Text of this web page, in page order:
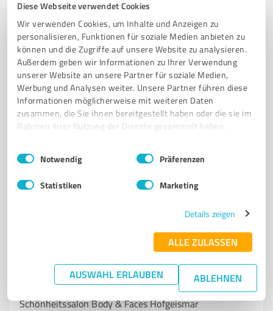
Diese Webseite verwendet Cookies
Wir verwenden Cookies, um Inhalte und Anzeigen zu
personalisieren, Funktionen für soziale Medien anbieten zu
können und die Zugriffe auf unsere Website zu analysieren.
Außerdem geben wir Informationen zu Ihrer Verwendung
unserer Website an unsere Partner für soziale Medien,
Werbung und Analysen weiter. Unsere Partner führen diese
Informationen möglicherweise mit weiteren Daten
zusammen, die Sie ihnen bereitgestellt haben oder die sie im
Rahmen Ihrer Nutzung der Dienste gesammelt haben.
Impressum Datenschutzbestimmungen
Einwilligungsauswahl
Notwendig Präferenzen
Statistiken Marketing
Details zeigen
ALLE ZULASSEN
AUSWAHL ERLAUBEN ABLEHNEN
Professionelles Permanent Make-up und
Kosmetikbehandlungen in Melsungen
PERMANENT MAKE-UP KOSMETIKSTUDIO HAUTPFLEGE ANTI-AGING
QMS MELSUNGEN AUGENBRAUEN LIPPENKONTUR
MAKE-UP-KURSE PROFESSIONELLE BEHANDLUNGEN
NATÜRLICHE SCHÖNHEIT ENTSPANNENDE RITUALE
Brückenstraße 1, 34212 Melsungen
5,00 / 5,00
Body & Faces
Professionelle Kosmetikbehandlungen im
Schönheitssalon Body & Faces Hofgeismar